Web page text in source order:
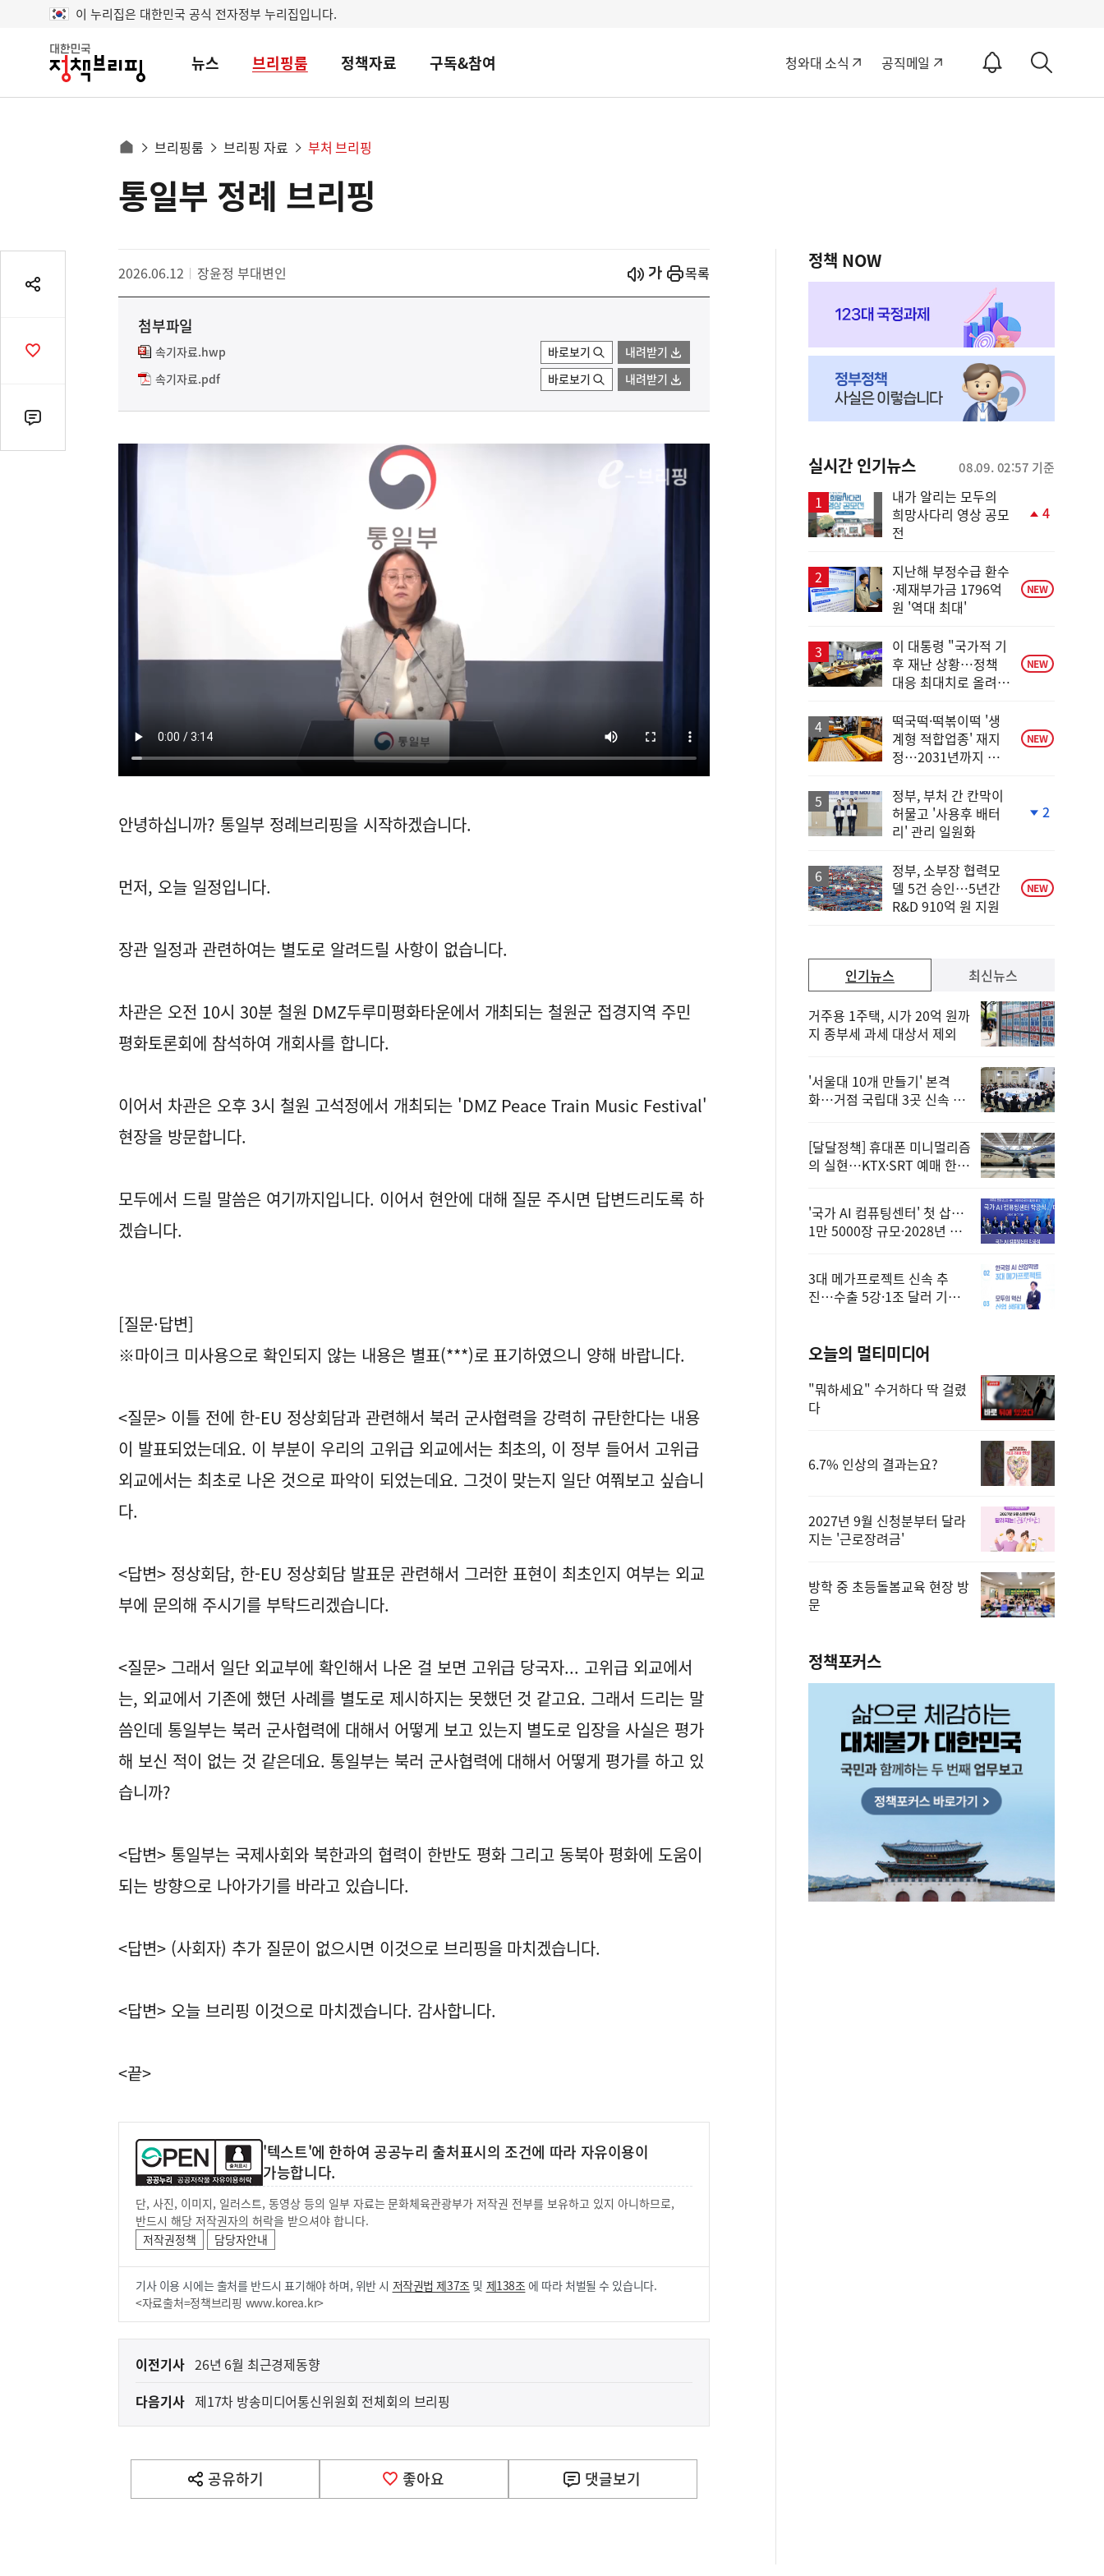
이 누리집은 대한민국 공식 전자정부 누리집입니다.
대
민
뉴스 브리핑룸 정책자료 구독&참여 청와대 소식 공직메일
알
ON
세
동
경
로
으
로
브리핑룸 브리핑 자료 부처 브리핑
영
역공
기
공
댓
글
통일부 정례 브리핑
2026.06.12 장윤정 부대변인 시작
열기 목록
첨부파일
속기자료.hwp 바로보기
내려받기
속기자료.pdf
바로보기 내려받기
안녕하십니까? 통일부 정례브리핑을 시작하겠습니다.
먼저, 오늘 일정입니다.
장관 일정과 관련하여는 별도로 알려드릴 사항이 없습니다.
차관은 오전 10시 30분 철원 DMZ두루미평화타운에서 개최되는 철원군 접경지역 주민
평화토론회에 참석하여 개회사를 합니다.
이어서 차관은 오후 3시 철원 고석정에서 개최되는 'DMZ Peace Train Music Festival'
현장을 방문합니다.
모두에서 드릴 말씀은 여기까지입니다. 이어서 현안에 대해 질문 주시면 답변드리도록 하
겠습니다.
[질문·답변]
※마이크 미사용으로 확인되지 않는 내용은 별표(***)로 표기하였으니 양해 바랍니다.
<질문> 이틀 전에 한-EU 정상회담과 관련해서 북러 군사협력을 강력히 규탄한다는 내용
이 발표되었는데요. 이 부분이 우리의 고위급 외교에서는 최초의, 이 정부 들어서 고위급
외교에서는 최초로 나온 것으로 파악이 되었는데요. 그것이 맞는지 일단 여쭤보고 싶습니
다.
<답변> 정상회담, 한-EU 정상회담 발표문 관련해서 그러한 표현이 최초인지 여부는 외교
부에 문의해 주시기를 부탁드리겠습니다.
<질문> 그래서 일단 외교부에 확인해서 나온 걸 보면 고위급 당국자... 고위급 외교에서
는, 외교에서 기존에 했던 사례를 별도로 제시하지는 못했던 것 같고요. 그래서 드리는 말
씀인데 통일부는 북러 군사협력에 대해서 어떻게 보고 있는지 별도로 입장을 사실은 평가
해 보신 적이 없는 것 같은데요. 통일부는 북러 군사협력에 대해서 어떻게 평가를 하고 있
습니까?
<답변> 통일부는 국제사회와 북한과의 협력이 한반도 평화 그리고 동북아 평화에 도움이
되는 방향으로 나아가기를 바라고 있습니다.
<답변> (사회자) 추가 질문이 없으시면 이것으로 브리핑을 마치겠습니다.
<답변> 오늘 브리핑 이것으로 마치겠습니다. 감사합니다.
<끝>
'텍스트'에 한하여 공공누리 출처표시의 조건에 따라 자유이용이
가능합니다.
단, 사진, 이미지, 일러스트, 동영상 등의 일부 자료는 문화체육관광부가 저작권 전부를 보유하고 있지 아니하므로,
반드시 해당 저작권자의 허락을 받으셔야 합니다.
저작권정책
담당자안내
기사 이용 시에는 출처를 반드시 표기해야 하며, 위반 시 저작권법 제37조 및 제138조 에 따라 처벌될 수 있습니다.
<자료출처=정책브리핑 www.korea.kr>
이
다
음
기
영
이전기사 26년 6월 최근경제동향
다음기사 제17차 방송미디어통신위원회 전체회의 브리핑
공유하기
열
기
좋아요 댓글보기
정책 NOW
실시간 인기뉴스 08.09. 02:57 기준
내가 알리는 모두의
희망사다리 영상 공모
전
4
지난해 부정수급 환수
·제재부가금 1796억
원 '역대 최대'
NEW
이 대통령 "국가적 기
후 재난 상황…정책
대응 최대치로 올려
NEW
떡국떡·떡볶이떡 '생
계형 적합업종' 재지
정…2031년까지 보
NEW
정부, 부처 간 칸막이
허물고 '사용후 배터
리' 관리 일원화
2
정부, 소부장 협력모
델 5건 승인…5년간
R&D 910억 원 지원
NEW
인기뉴스
거주용 1주택, 시가 20억 원까
지 종부세 과세 대상서 제외
'서울대 10개 만들기' 본격
화…거점 국립대 3곳 신속 선
[달달정책] 휴대폰 미니멀리즘
의 실현…KTX·SRT 예매 한
'국가 AI 컴퓨팅센터' 첫 삽…
1만 5000장 규모·2028년 완
3대 메가프로젝트 신속 추
진…수출 5강·1조 달러 기반
최신뉴스
오늘의 멀티미디어
"뭐하세요" 수거하다 딱 걸렸
다
6.7% 인상의 결과는요?
2027년 9월 신청분부터 달라
지는 '근로장려금'
방학 중 초등돌봄교육 현장 방
문
정책포커스